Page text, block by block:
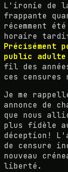
L'ironie de
frappante
récemment
horaire
Précisément
public adulte
fil des
ces
Je me
annonce de
que nous
plus fidèle
déception!
de censure
nouveau
liberté.